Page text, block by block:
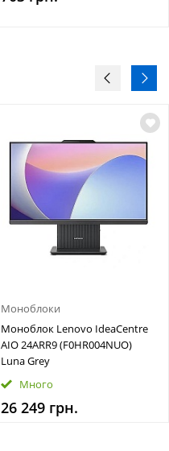
Моноблоки
Моноблок Lenovo IdeaCentre
AIO 24ARR9 (F0HR004NUO)
Luna Grey
Много
26 249 грн.